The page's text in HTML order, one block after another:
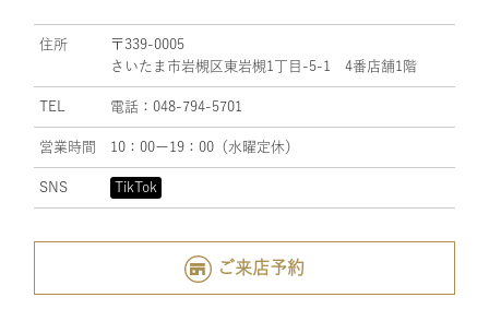
住所
〒339-0005
さいたま市岩槻区東岩槻1丁目-5-1 4番店舗1階
TEL 電話：048-794-5701
営業時間 10：00ー19：00（水曜定休）
SNS TikTok
ご来店予約